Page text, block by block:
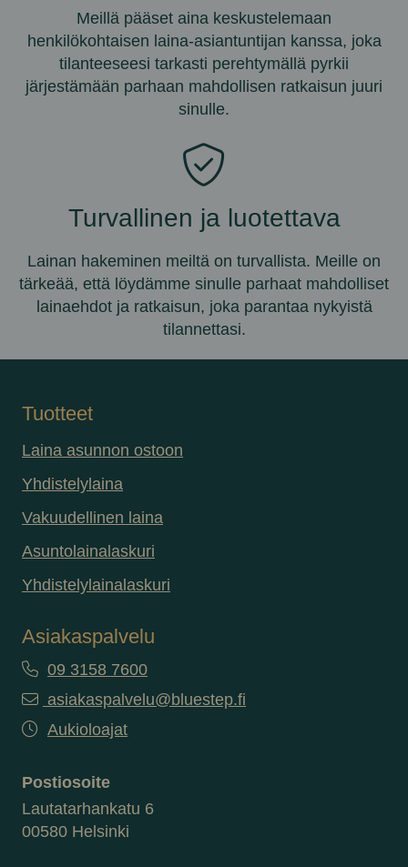
Meillä pääset aina keskustelemaan
henkilökohtaisen laina-asiantuntijan kanssa, joka
tilanteeseesi tarkasti perehtymällä pyrkii
järjestämään parhaan mahdollisen ratkaisun juuri
sinulle.
Turvallinen ja luotettava
Lainan hakeminen meiltä on turvallista. Meille on
tärkeää, että löydämme sinulle parhaat mahdolliset
lainaehdot ja ratkaisun, joka parantaa nykyistä
tilannettasi.
Tuotteet
Laina asunnon ostoon
Yhdistelylaina
Vakuudellinen laina
Asuntolainalaskuri
Yhdistelylainalaskuri
Asiakaspalvelu
09 3158 7600
asiakaspalvelu@bluestep.fi
Aukioloajat
Postiosoite
Lautatarhankatu 6
00580 Helsinki